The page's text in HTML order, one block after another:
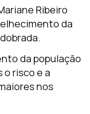
Ribeiro
da
da população
risco e a
nos